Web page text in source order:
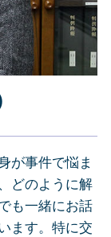
が事件で悩ま
どのように解
も一緒にお話
ます。特に交